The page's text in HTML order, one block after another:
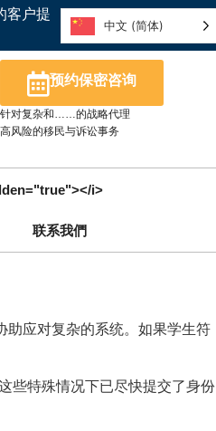
客户提
中文 (简体)
预约保密咨询
针对复杂和……的战略代理
高风险的移民与诉讼事务
i>
联系我們
助应对复杂的系统。如果学生符
些特殊情况下已尽快提交了身份